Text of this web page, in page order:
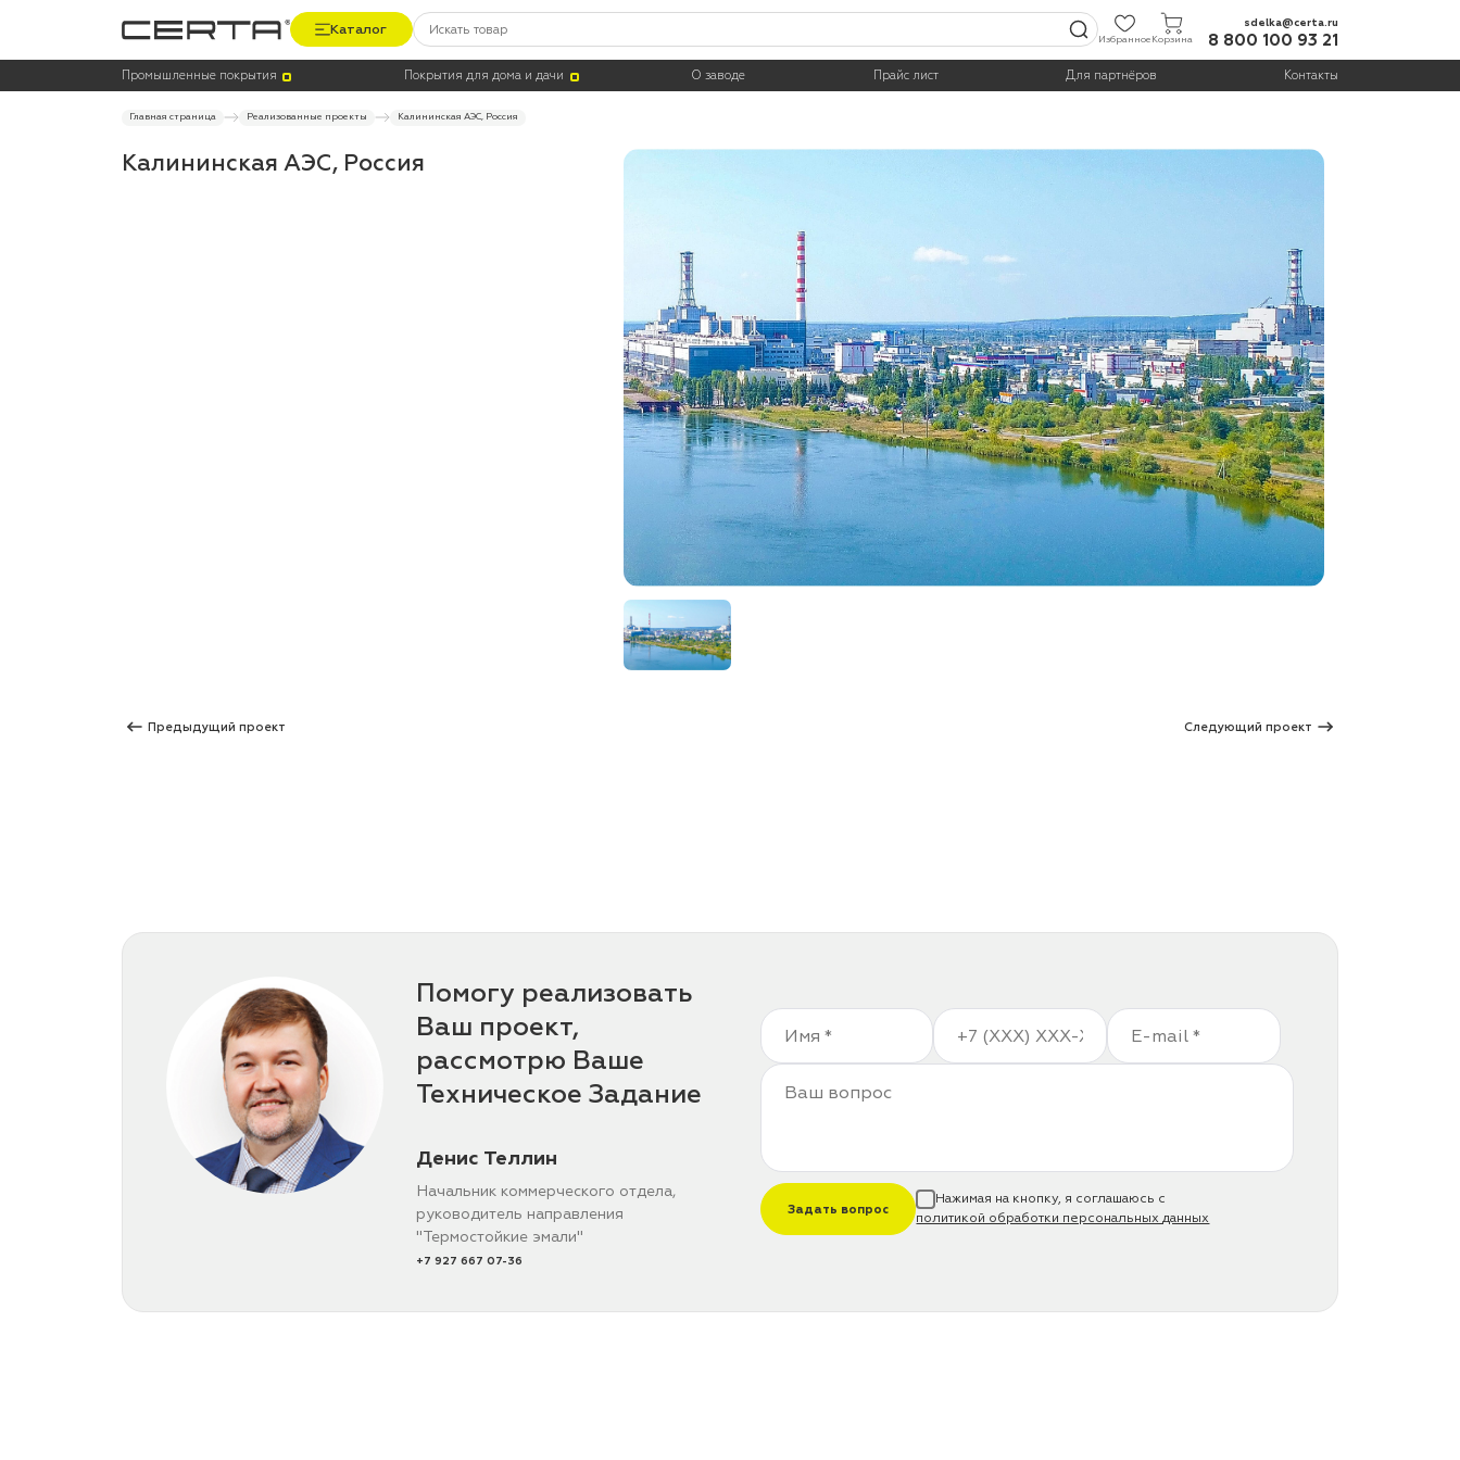
Каталог
ИзбранноеКорзина
sdelka@certa.ru
8 800 100 93 21
Промышленные покрытия Покрытия для дома и дачи О заводе Прайс лист Для партнёров Контакты
Главная страница Реализованные проекты Калининская АЭС, Россия
Калининская АЭС, Россия
Предыдущий проект Следующий проект
Помогу реализовать
Ваш проект,
рассмотрю Ваше
Техническое Задание
Денис Теллин
Начальник коммерческого отдела,
руководитель направления
"Термостойкие эмали"
+7 927 667 07-36
Задать вопрос
Нажимая на кнопку, я соглашаюсь с
политикой обработки персональных данных